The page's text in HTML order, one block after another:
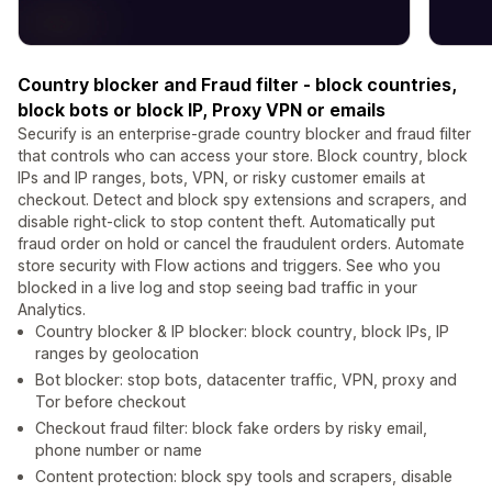
Country blocker and Fraud filter - block countries,
block bots or block IP, Proxy VPN or emails
Securify is an enterprise-grade country blocker and fraud filter
that controls who can access your store. Block country, block
IPs and IP ranges, bots, VPN, or risky customer emails at
checkout. Detect and block spy extensions and scrapers, and
disable right-click to stop content theft. Automatically put
fraud order on hold or cancel the fraudulent orders. Automate
store security with Flow actions and triggers. See who you
blocked in a live log and stop seeing bad traffic in your
Analytics.
Country blocker & IP blocker: block country, block IPs, IP
ranges by geolocation
Bot blocker: stop bots, datacenter traffic, VPN, proxy and
Tor before checkout
Checkout fraud filter: block fake orders by risky email,
phone number or name
Content protection: block spy tools and scrapers, disable